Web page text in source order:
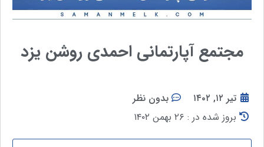
مجتمع آپارتمانی احمدی روشن یزد
تیر ۱۲, ۱۴۰۲
بدون نظر
بروز شده در : ۲۶ بهمن ۱۴۰۲